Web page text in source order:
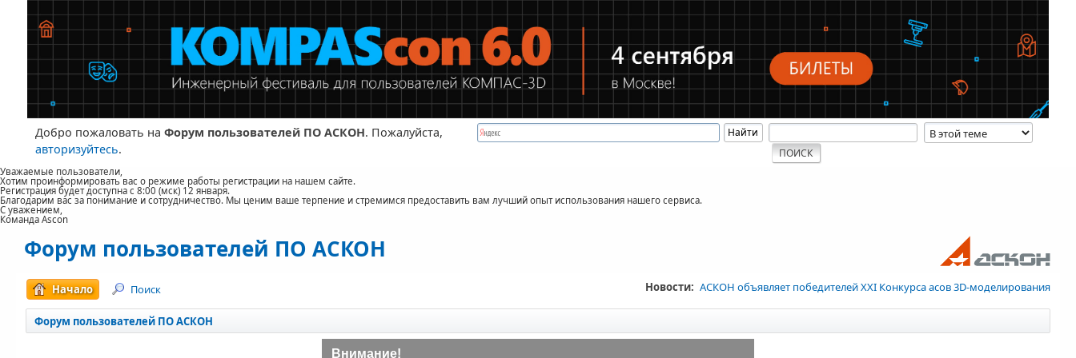
Добро пожаловать на Форум пользователей ПО АСКОН. Пожалуйста,
авторизуйтесь.
Уважаемые пользователи,
Хотим проинформировать вас о режиме работы регистрации на нашем сайте.
Регистрация будет доступна с 8:00 (мск) 12 января.
Благодарим вас за понимание и сотрудничество. Мы ценим ваше терпение и стремимся предоставить вам лучший опыт использования нашего сервиса.
С уважением,
Команда Ascon
Форум пользователей ПО АСКОН
Новости: АСКОН объявляет победителей XXI Конкурса асов 3D-моделирования
Начало Поиск
Форум пользователей ПО АСКОН
Внимание!